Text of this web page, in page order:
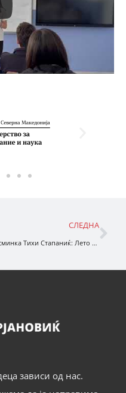
СЛЕДНА
Јасминка Тихи Стапаниќ: Лето на езерото Чичек
зависи од нас.